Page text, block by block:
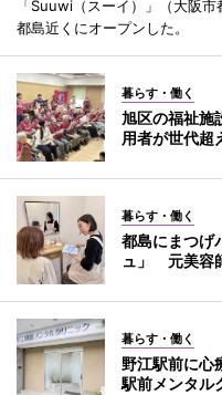
「Suuwi（スーイ）」（大阪
都島近くにオープンした。
暮らす・働く
旭区の福祉
用者が世代超
暮らす・働く
都島にまつげ
ュ」 元美容
暮らす・働く
野江駅前に心
駅前メンタル